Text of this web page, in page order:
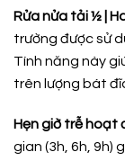
Rửa nửa tải ½ |
trường được sử
Tính năng này
trên lượng bát
Hẹn giờ trễ hoạt
gian (3h, 6h, 9h)